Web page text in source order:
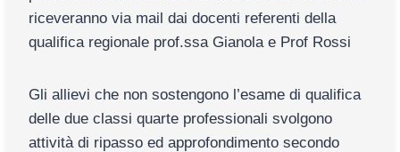
riceveranno via mail dai docenti referenti della
qualifica regionale prof.ssa Gianola e Prof Rossi
Gli allievi che non sostengono l’esame di qualifica
delle due classi quarte professionali svolgono
attività di ripasso ed approfondimento secondo